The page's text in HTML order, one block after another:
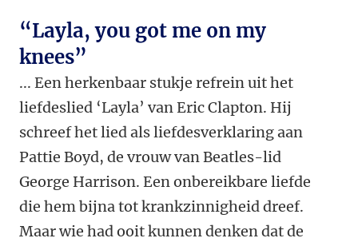
“Layla, you got me on my
knees”
... Een herkenbaar stukje refrein uit het
liefdeslied ‘Layla’ van Eric Clapton. Hij
schreef het lied als liefdesverklaring aan
Pattie Boyd, de vrouw van Beatles-lid
George Harrison. Een onbereikbare liefde
die hem bijna tot krankzinnigheid dreef.
Maar wie had ooit kunnen denken dat de